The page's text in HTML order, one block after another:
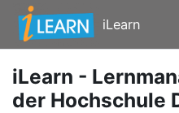
Zum Hauptinhalt
iLearn
iLearn -
der Hochschule